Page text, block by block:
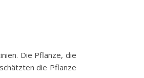
Die Pflanze, die
die Pflanze